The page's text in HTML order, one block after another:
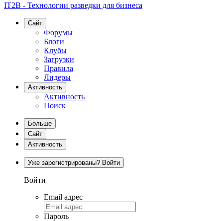
IT2B - Технологии разведки для бизнеса
Сайт
Форумы
Блоги
Клубы
Загрузки
Правила
Лидеры
Активность
Активность
Поиск
Больше
Сайт
Активность
Уже зарегистрированы? Войти
Войти
Email адрес
Пароль